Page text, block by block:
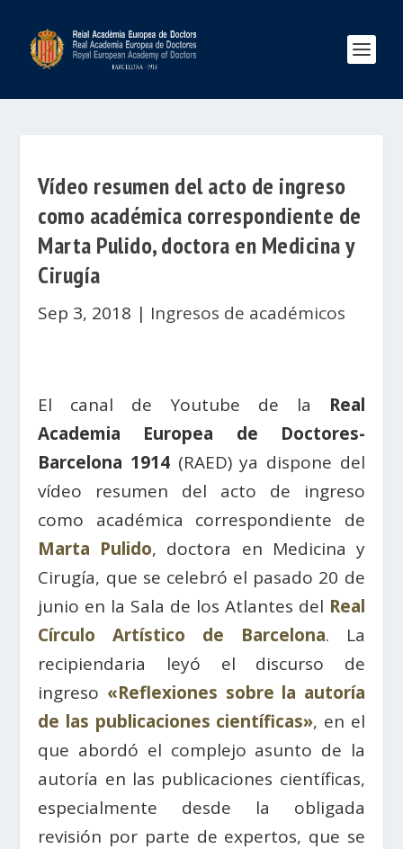
Vídeo resumen del acto de ingreso
como académica correspondiente de
Marta Pulido, doctora en Medicina y
Cirugía
Sep 3, 2018 | Ingresos de académicos
El canal de Youtube de la Real
Academia Europea de Doctores-
Barcelona 1914 (RAED) ya dispone del
vídeo resumen del acto de ingreso
como académica correspondiente de
Marta Pulido, doctora en Medicina y
Cirugía, que se celebró el pasado 20 de
junio en la Sala de los Atlantes del Real
Círculo Artístico de Barcelona. La
recipiendaria leyó el discurso de
ingreso «Reflexiones sobre la autoría
de las publicaciones científicas», en el
que abordó el complejo asunto de la
autoría en las publicaciones científicas,
especialmente desde la obligada
revisión por parte de expertos, que se